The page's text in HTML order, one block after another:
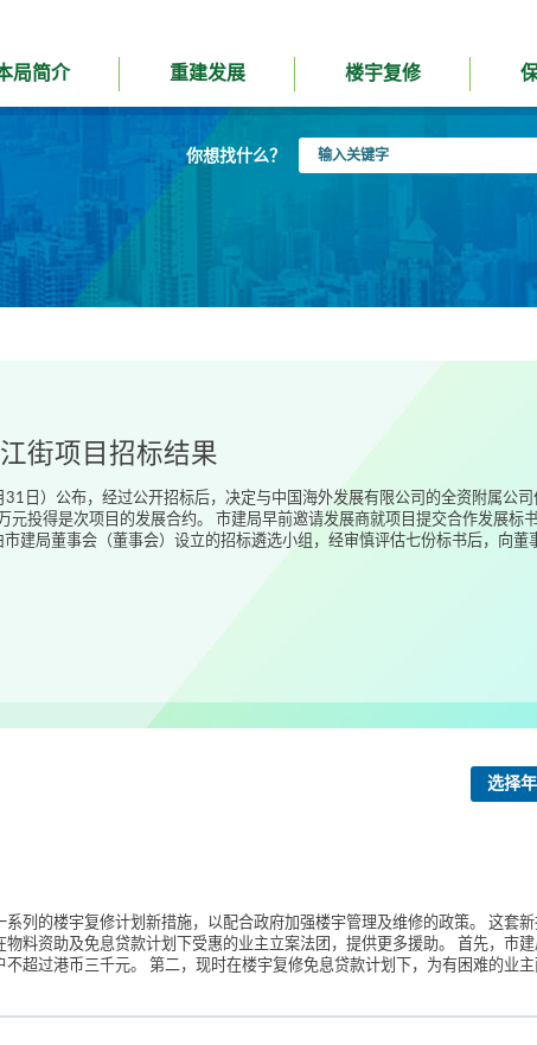
局简介 重建发展 楼宇复修
你想找什么？
入
街项目招标结果
日）公布，经过公开招标后，决定与中国海外发展有限公司的全资附属公
投得是次项目的发展合约。 市建局早前邀请发展商就项目提交合作发展标
建局董事会（董事会）设立的招标遴选小组，经审慎评估七份标书后，向
选择
列的楼宇复修计划新措施，以配合政府加强楼宇管理及维修的政策。 这套
料资助及免息贷款计划下受惠的业主立案法团，提供更多援助。 首先，市
超过港币三千元。 第二，现时在楼宇复修免息贷款计划下，为有困难的业